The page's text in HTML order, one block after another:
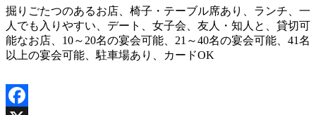
掘りごたつのあるお店、椅子・テーブル席あり、ランチ、一
人でも入りやすい、デート、女子会、友人・知人と、貸切可
能なお店、10～20名の宴会可能、21～40名の宴会可能、41名
以上の宴会可能、駐車場あり、カードOK